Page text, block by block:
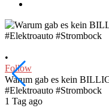
•
Follow
Warum gab es kein
#Elektroauto #Strombock
1 Tag ago